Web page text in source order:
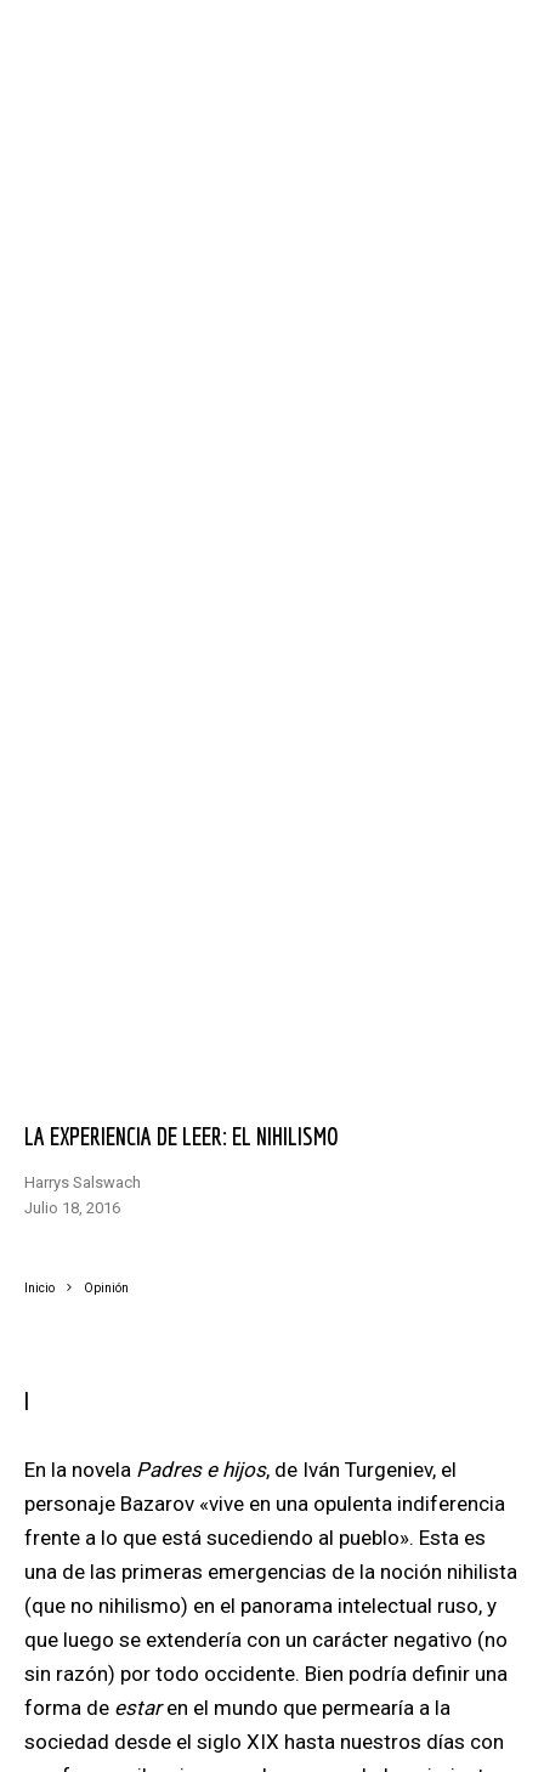
LA EXPERIENCIA DE LEER: EL NIHILISMO
Harrys Salswach
julio 18, 2016
Inicio Opinión
I
En la novela Padres e hijos, de Iván Turgeniev, el
personaje Bazarov «vive en una opulenta indiferencia
frente a lo que está sucediendo al pueblo». Esta es
una de las primeras emergencias de la noción nihilista
(que no nihilismo) en el panorama intelectual ruso, y
que luego se extendería con un carácter negativo (no
sin razón) por todo occidente. Bien podría definir una
forma de estaren el mundo que permearía a la
sociedad desde el siglo XIX hasta nuestros días con